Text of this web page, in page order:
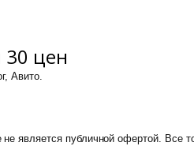
цен
Авито.
является публичной офертой. Все